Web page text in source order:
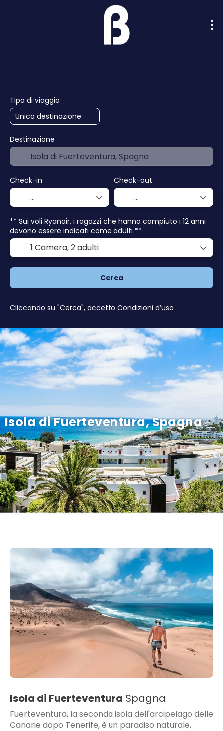
Isola di Fuerteventura, Spagna
Tipo di viaggio
Destinazione
Check-in Check-out
** Sui voli Ryanair, i ragazzi che hanno compiuto i 12 anni
devono essere indicati come adulti **
1 Camera,2 adulti
Cerca
Cliccando su "Cerca", accetto Condizioni d’uso
Isola di Fuerteventura Spagna
Fuerteventura, la seconda isola dell'arcipelago delle
Canarie dopo Tenerife, è un paradiso naturale,